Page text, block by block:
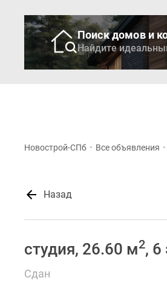
Поиск домов и
Найдите
Новострой-СПб • Все объявления •
Назад
студия, 26.60 м2, 6
Сдан